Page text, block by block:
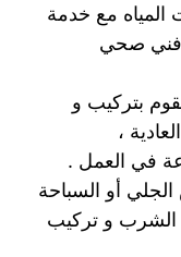
المياه مع خدمة
فني صحي
بتركيب و
،
في العمل .
أو السباحة
الشرب و تركيب